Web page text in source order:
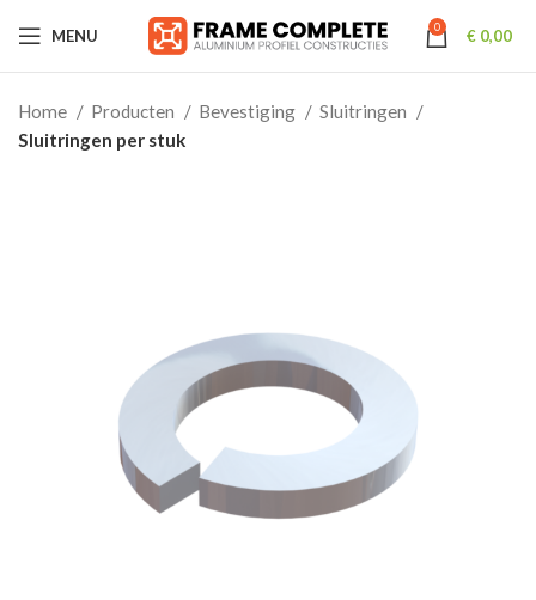
MENU 0 € 0,00
Home Producten Bevestiging
Sluitringen
Sluitringen per stuk